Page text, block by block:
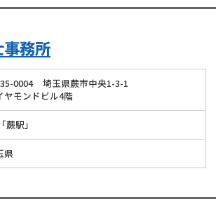
務所
-0004
埼玉県蕨市中央1-3-1
ヤモンドビル4階
蕨駅」
県